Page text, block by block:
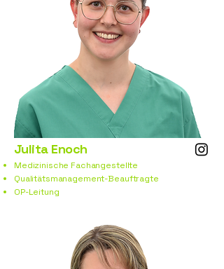
Julita Enoch
Medizinische Fachangestellte
Qualitätsmanagement-Beauftragte
OP-Leitung